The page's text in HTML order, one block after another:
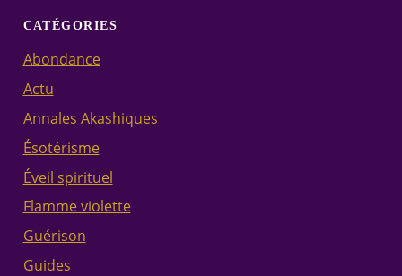
CATÉGORIES
Abondance
Actu
Annales Akashiques
Ésotérisme
Éveil spirituel
Flamme violette
Guérison
Guides